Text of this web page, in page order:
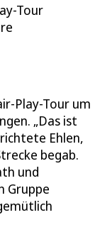
Tour
Play-Tour um
„Das ist
Ehlen,
begab.
und
Gruppe